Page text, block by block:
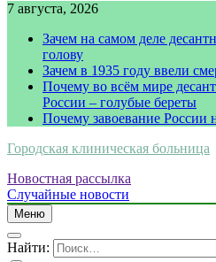
7 августа, 2026
Зачем на самом деле
голову
Зачем в 1935 году ввели
Почему во всём мире
России – голубые береты
Почему завоевание России
Городская клиническая больница
Новостная рассылка
Случайные новости
Меню
Найти: